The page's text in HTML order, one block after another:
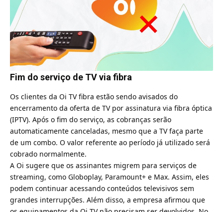
Fim do serviço de TV via fibra
Os clientes da Oi TV fibra estão sendo avisados do
encerramento da oferta de TV por assinatura via fibra óptica
(IPTV). Após o fim do serviço, as cobranças serão
automaticamente canceladas, mesmo que a TV faça parte
de um combo. O valor referente ao período já utilizado será
cobrado normalmente.
A Oi sugere que os assinantes migrem para serviços de
streaming, como Globoplay, Paramount+ e Max. Assim, eles
podem continuar acessando conteúdos televisivos sem
grandes interrupções. Além disso, a empresa afirmou que